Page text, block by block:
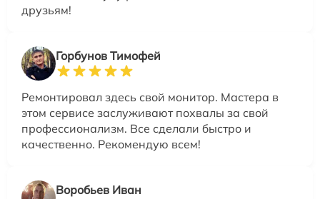
друзьям!
Горбунов Тимофей
Ремонтировал здесь свой монитор. Мастера в
этом сервисе заслуживают похвалы за свой
профессионализм. Все сделали быстро и
качественно. Рекомендую всем!
Воробьев Иван